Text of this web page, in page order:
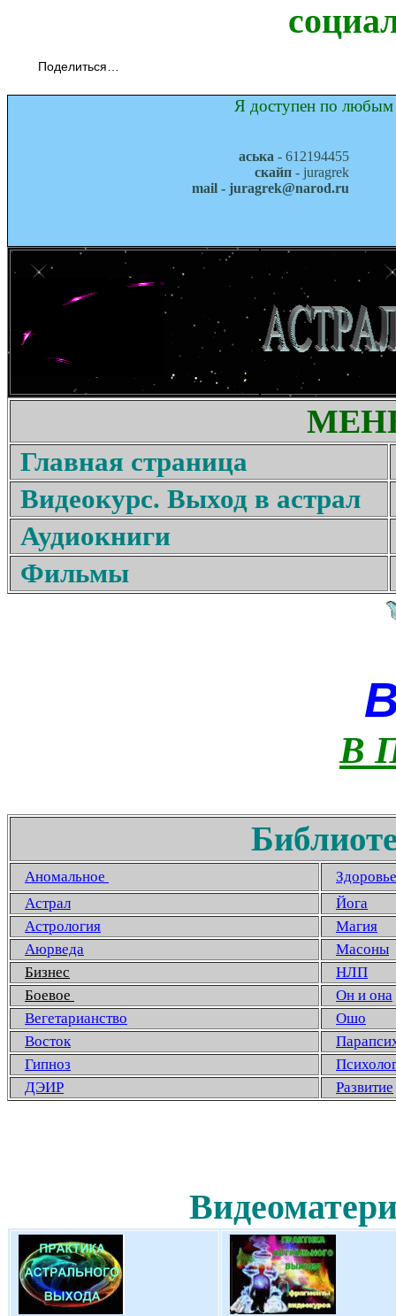
Поделиться…
Я доступен по любым
аська - 612194455
скайп - juragrek
mail - juragrek@narod.ru
Главная страница
Видеокурс. Выход в астрал
Аудиокниги
Фильмы
В
Аномальное
Здоровье
Астрал
Йога
Астрология
Магия
Аюрведа
Масоны
Бизнес
НЛП
Боевое
Он и она
Вегетарианство
Ошо
Восток
Гипноз
ДЭИР
Развитие